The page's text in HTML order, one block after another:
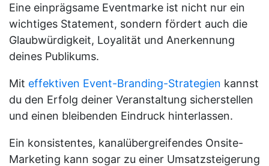
Eine einprägsame Eventmarke ist nicht nur ein
wichtiges Statement, sondern fördert auch die
Glaubwürdigkeit, Loyalität und Anerkennung
deines Publikums.
Mit effektiven Event-Branding-Strategien kannst
du den Erfolg deiner Veranstaltung sicherstellen
und einen bleibenden Eindruck hinterlassen.
Ein konsistentes, kanalübergreifendes Onsite-
Marketing kann sogar zu einer Umsatzsteigerung